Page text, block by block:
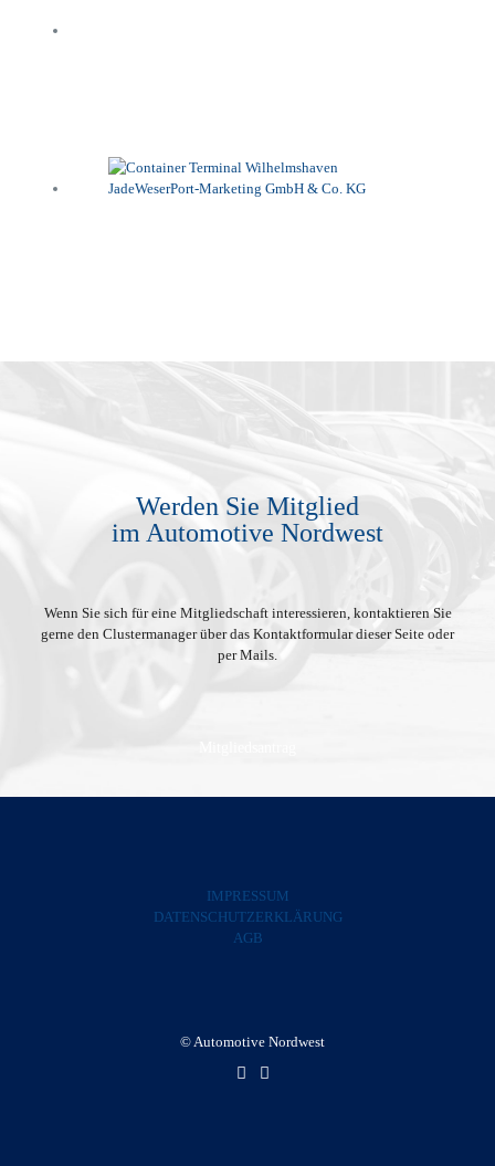
Werden Sie Mitglied
im Automotive Nordwest
Wenn Sie sich für eine Mitgliedschaft interessieren, kontaktieren Sie
gerne den Clustermanager über das Kontaktformular dieser Seite oder
per Mails.
IMPRESSUM
DATENSCHUTZERKLÄRUNG
AGB
© Automotive Nordwest